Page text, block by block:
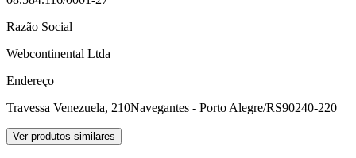
Razão Social
Webcontinental Ltda
Endereço
Travessa Venezuela, 210Navegantes - Porto Alegre/RS90240-220
Ver produtos similares